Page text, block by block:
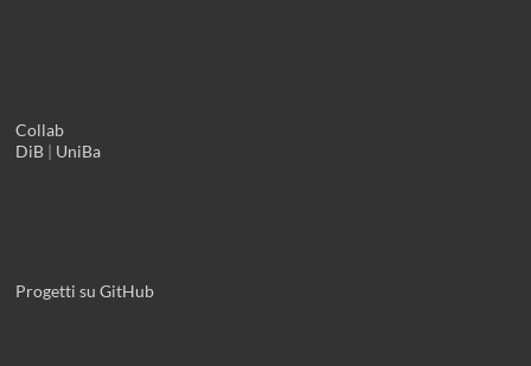
Collab
DiB | UniBa
Progetti su GitHub